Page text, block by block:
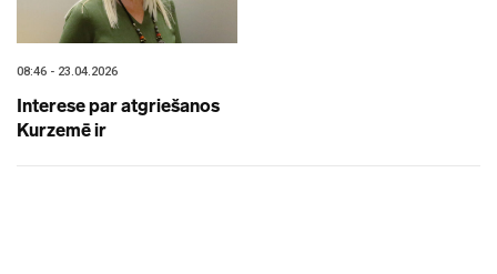
08:46 - 23.04.2026
Interese par atgriešanos
Kurzemē ir